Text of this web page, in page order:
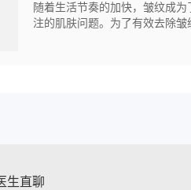
随着生活节奏的加快，皱纹成为
注的肌肤问题。为了有效去除皱
生直聊